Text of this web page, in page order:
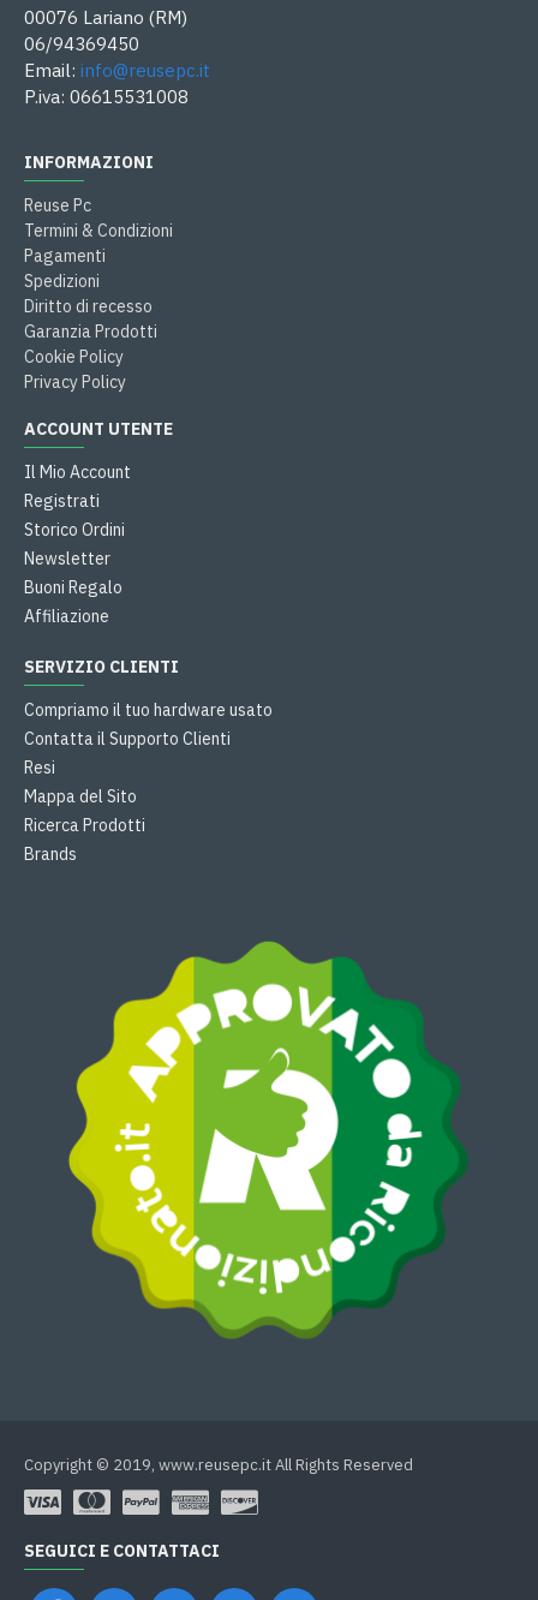
00076 Lariano (RM)
06/94369450
Email: info@reusepc.it
P.iva: 06615531008
INFORMAZIONI
Reuse Pc
Termini & Condizioni
Pagamenti
Spedizioni
Diritto di recesso
Garanzia Prodotti
Cookie Policy
Privacy Policy
ACCOUNT UTENTE
Il Mio Account
Registrati
Storico Ordini
Newsletter
Buoni Regalo
Affiliazione
SERVIZIO CLIENTI
Compriamo il tuo hardware usato
Contatta il Supporto Clienti
Resi
Mappa del Sito
Ricerca Prodotti
Brands
Copyright © 2019, www.reusepc.it All Rights Reserved
SEGUICI E CONTATTACI